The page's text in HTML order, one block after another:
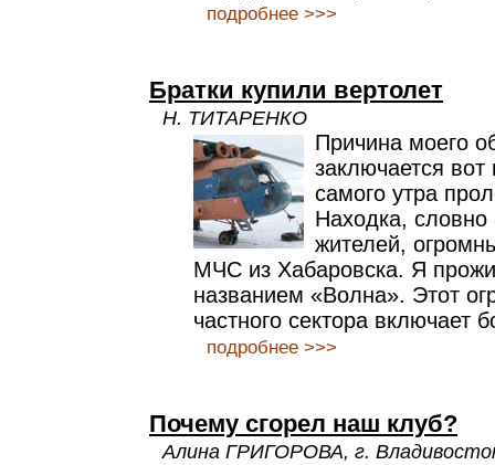
подробнее >>>
Братки купили вертолет
Н. ТИТАРЕНКО
Причина моего
заключается
самого утра
Находка,
жителей,
МЧС из Хабаровска. Я
названием «Волна». Этот
частного сектора включает
подробнее >>>
Почему сгорел наш клуб?
Алина ГРИГОРОВА, г.